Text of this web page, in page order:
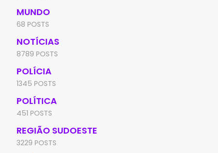
MUNDO
68 POSTS
NOTÍCIAS
8789 POSTS
POLÍCIA
1345 POSTS
POLÍTICA
451 POSTS
REGIÃO SUDOESTE
3229 POSTS